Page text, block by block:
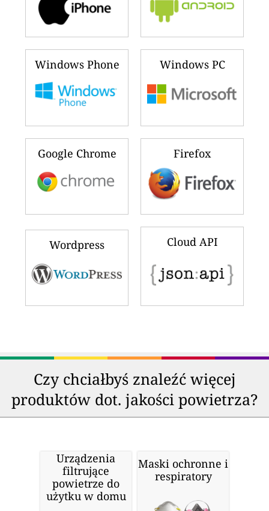
Windows Phone Windows PC
Google Chrome Firefox
Wordpress Cloud API
Czy chciałbyś znaleźć więcej
produktów dot. jakości powietrza?
Urządzenia
filtrujące
powietrze do
użytku w domu
Maski ochronne i
respiratory